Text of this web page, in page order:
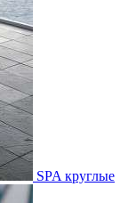
SPA круглые